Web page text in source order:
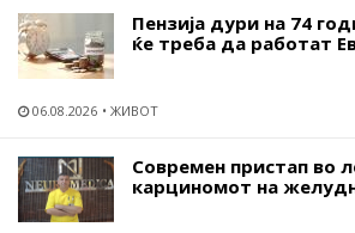
Пензија дури на 74
ќе треба да работат
06.08.2026 ЖИВОТ
Современ пристап во
карциномот на